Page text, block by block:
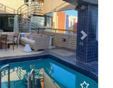
Next